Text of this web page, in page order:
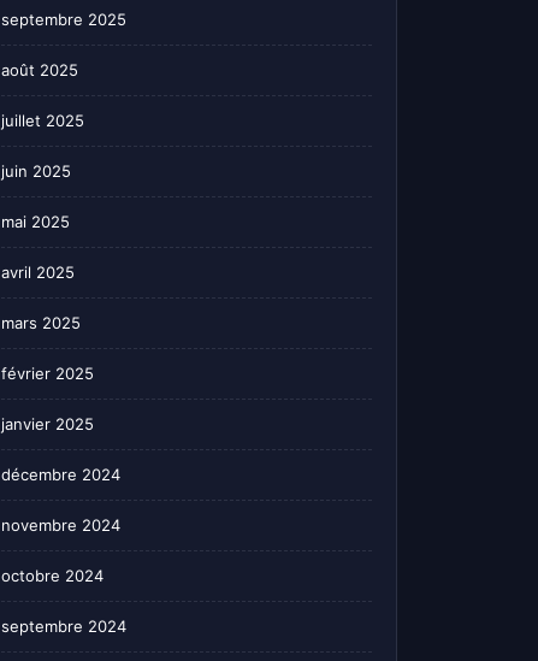
septembre 2025
août 2025
juillet 2025
juin 2025
mai 2025
avril 2025
mars 2025
février 2025
janvier 2025
décembre 2024
novembre 2024
octobre 2024
septembre 2024